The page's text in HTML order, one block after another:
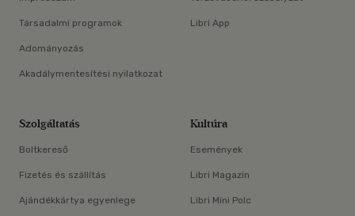
Társadalmi programok
Adományozás
Akadálymentesítési nyilatkozat
Libri App
Szolgáltatás
Boltkereső
Fizetés és szállítás
Ajándékkártya egyenlege
Kultúra
Események
Libri Magazin
Libri Mini Polc